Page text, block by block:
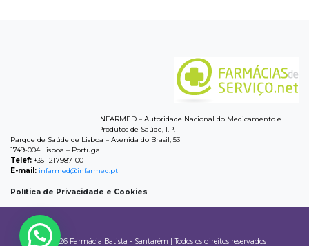
INFARMED – Autoridade Nacional do Medicamento e
Produtos de Saúde, I.P.
Parque de Saúde de Lisboa – Avenida do Brasil, 53
1749-004 Lisboa – Portugal
Telef: +351 217987100
E-mail: infarmed@infarmed.pt
Política de Privacidade e Cookies
© 2026 Farmácia Batista - Santarém |Todos os direitos reservados